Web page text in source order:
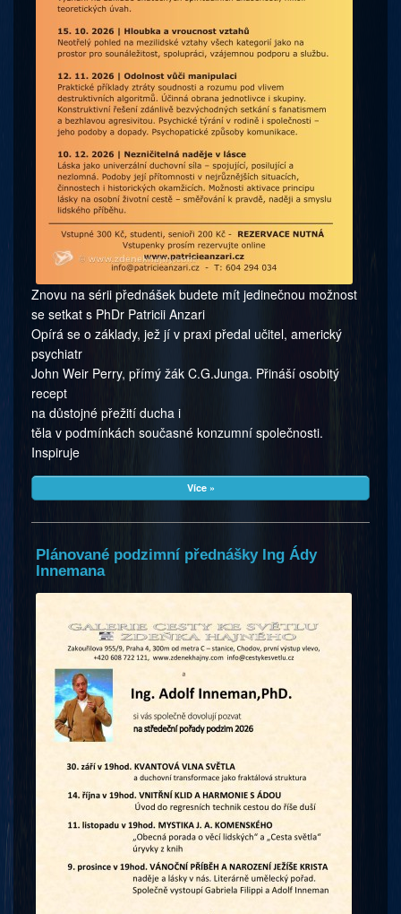
Znovu na sérii přednášek budete mít jedinečnou možnost
se setkat s PhDr Patricii Anzari
Opírá se o základy, jež jí v praxi předal učitel, americký
psychiatr
John Weir Perry, přímý žák C.G.Junga. Přináší osobitý
recept
na důstojné přežití ducha i
těla v podmínkách současné konzumní společnosti.
Inspiruje
Více »
Plánované podzimní přednášky Ing Ády
Innemana